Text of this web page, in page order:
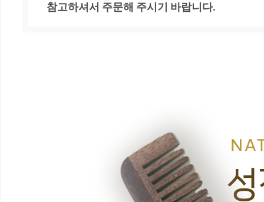
참고하셔서 주문해 주시기 바랍니다.